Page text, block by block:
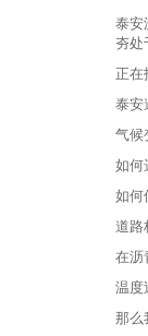
泰安
夯
正在
泰安
气候
如何
如何
道路
在沥
温度
那么